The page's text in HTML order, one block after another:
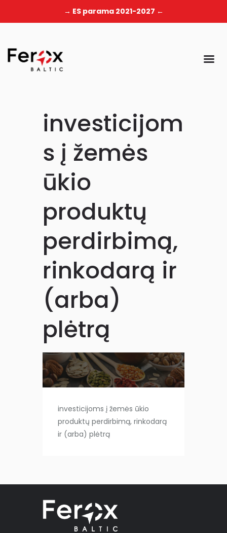
→ ES parama 2021-2027 ←
investicijom
s į žemės
ūkio
produktų
perdirbimą,
rinkodarą ir
(arba)
plėtrą
investicijoms į žemės ūkio
produktų perdirbimą, rinkodarą
ir (arba) plėtrą